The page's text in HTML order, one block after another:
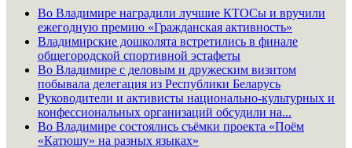
Во Владимире наградили лучшие КТОСы и вручили
ежегодную премию «Гражданская активность»
Владимирские дошколята встретились в финале
общегородской спортивной эстафеты
Во Владимире с деловым и дружеским визитом
побывала делегация из Республики Беларусь
Руководители и активисты национально-культурных и
конфессиональных организаций обсудили на...
Во Владимире состоялись съёмки проекта «Поём
«Катюшу» на разных языках»